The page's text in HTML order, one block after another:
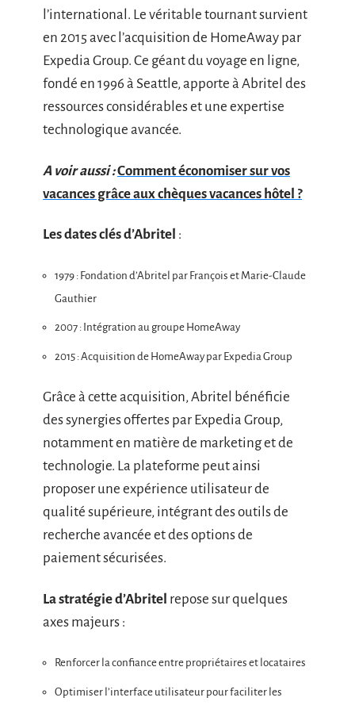
l’international. Le véritable tournant survient
en 2015 avec l’acquisition de HomeAway par
Expedia Group. Ce géant du voyage en ligne,
fondé en 1996 à Seattle, apporte à Abritel des
ressources considérables et une expertise
technologique avancée.
A voir aussi :Comment économiser sur vos
vacances grâce aux chèques vacances hôtel ?
Les dates clés d’Abritel :
1979 : Fondation d’Abritel par François et Marie-Claude
Gauthier
2007 : Intégration au groupe HomeAway
2015 : Acquisition de HomeAway par Expedia Group
Grâce à cette acquisition, Abritel bénéficie
des synergies offertes par Expedia Group,
notamment en matière de marketing et de
technologie. La plateforme peut ainsi
proposer une expérience utilisateur de
qualité supérieure, intégrant des outils de
recherche avancée et des options de
paiement sécurisées.
La stratégie d’Abritel repose sur quelques
axes majeurs :
Renforcer la confiance entre propriétaires et locataires
Optimiser l’interface utilisateur pour faciliter les